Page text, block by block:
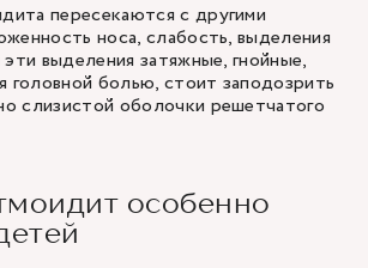
пересекаются с другими
носа, слабость, выделения
выделения затяжные, гнойные,
болью, стоит заподозрить
слизистой оболочки решетчатого
особенно